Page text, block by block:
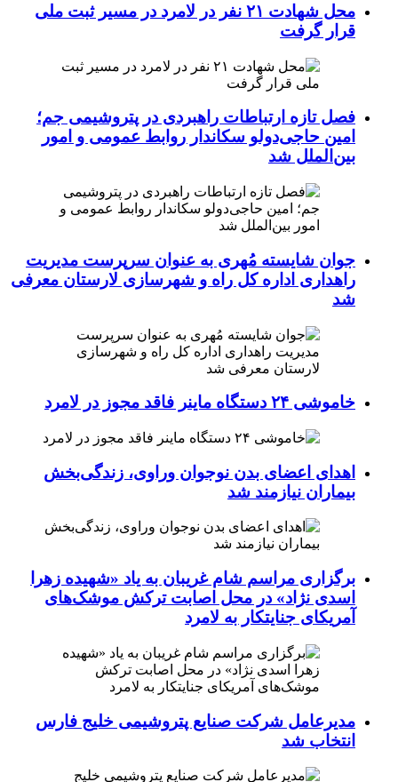
محل شهادت ۲۱ نفر در لامرد در مسیر ثبت ملی
قرار گرفت
فصل تازه ارتباطات راهبردی در پتروشیمی جم؛
امین حاجی‌دولو سکاندار روابط عمومی و امور
بین‌الملل شد
جوان شایسته مُهری به عنوان سرپرست مدیریت
راهداری اداره کل راه و شهرسازی لارستان معرفی
شد
خاموشی ۲۴ دستگاه ماینر فاقد مجوز در لامرد
اهدای اعضای بدن نوجوان وراوی، زندگی‌بخش
بیماران نیازمند شد
برگزاری مراسم شام غریبان به یاد «شهیده زهرا
اسدی نژاد» در محل اصابت ترکش موشک‌های
آمریکای جنایتکار به لامرد
مدیرعامل شرکت صنایع پتروشیمی خلیج فارس
انتخاب شد